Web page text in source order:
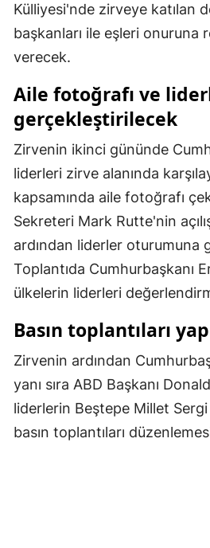
Samsun
Sivas
Tekirdağ
Tokat
Trabzon
Tunceli
Van
Aksaray
Külliyesi'nde zirveye katılan
başkanları ile eşleri onuruna
verecek.
Aile fotoğrafı ve
gerçekleştirilecek
Zirvenin ikinci gününde
liderleri zirve alanında
kapsamında aile fotoğrafı
Sekreteri Mark Rutte'nin
ardından liderler oturumuna
Toplantıda Cumhurbaşkanı
ülkelerin liderleri
Basın toplantıları
Zirvenin ardından
yanı sıra ABD Başkanı
liderlerin Beştepe Millet Sergi
basın toplantıları